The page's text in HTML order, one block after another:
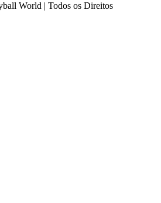
World | Todos os Direitos